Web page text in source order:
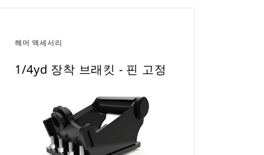
해머 액세서리
1/4yd 장착 브래킷 - 핀 고정